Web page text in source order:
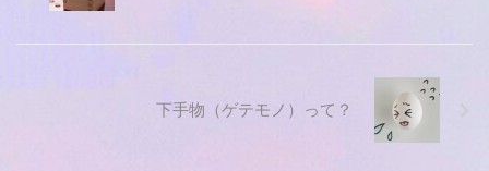
下手物（ゲテモノ）って？